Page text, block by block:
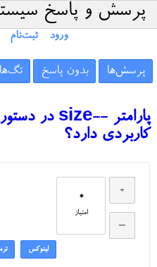
پرسش و پاسخ
ورود ثبت‌نام
پرسش‌ها بدون پاسخ تگ‌ها
کاربردی دارد؟
0
امتیاز
لینوکس